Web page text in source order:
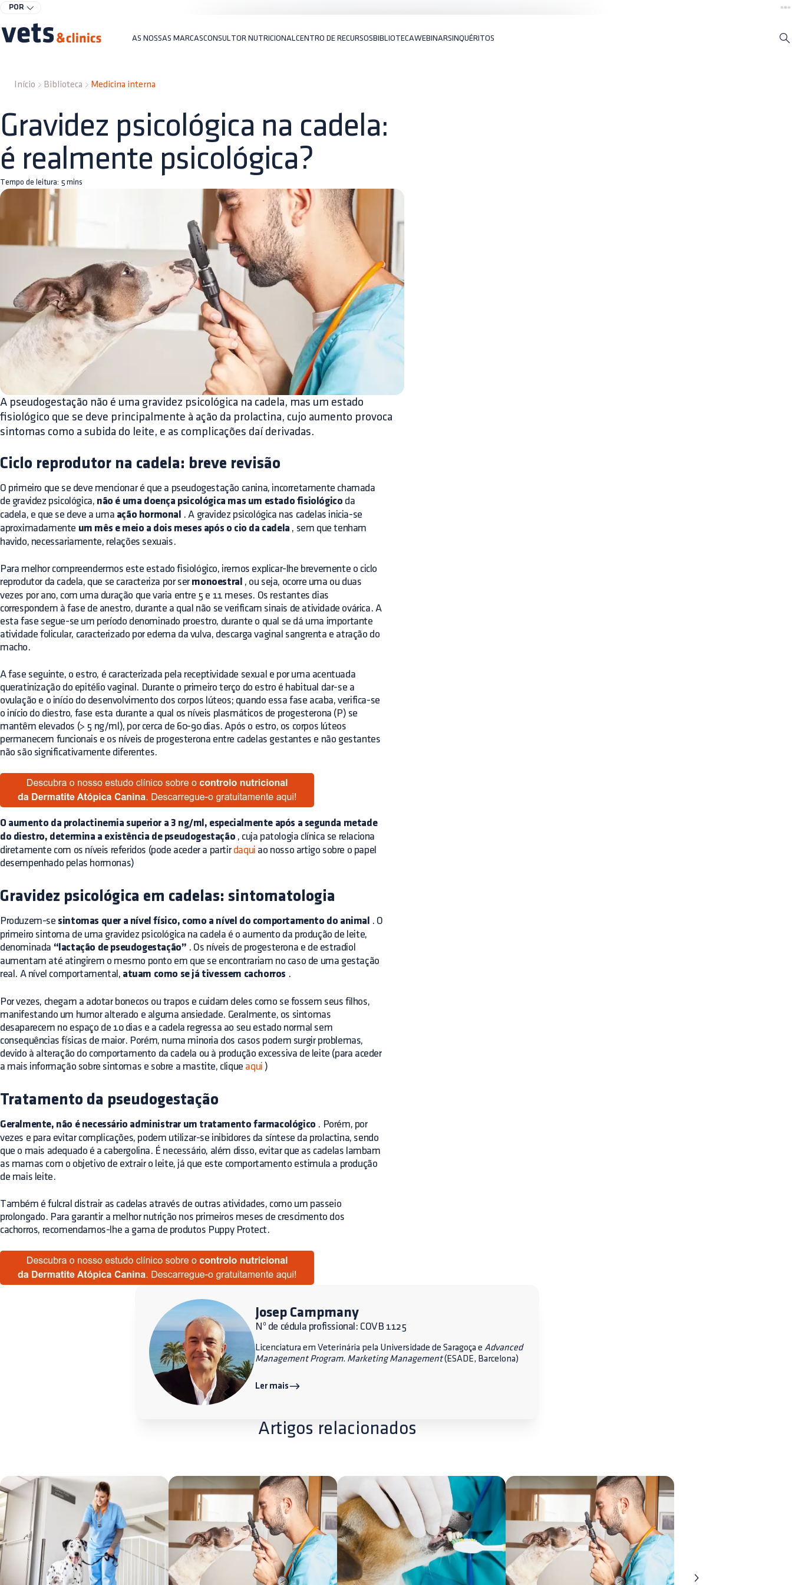
POR
AS NOSSAS MARCASCONSULTOR NUTRICIONAL CENTRO DE RECURSOSBIBLIOTECAWEBINARSINQUÉRITOS
Início Biblioteca Medicina interna
Gravidez psicológica na cadela:
é realmente psicológica?
Tempo de leitura: 5 mins
A pseudogestação não é uma gravidez psicológica na cadela, mas um estado
fisiológico que se deve principalmente à ação da prolactina, cujo aumento provoca
sintomas como a subida do leite, e as complicações daí derivadas.
Ciclo reprodutor na cadela: breve revisão
O primeiro que se deve mencionar é que a pseudogestação canina, incorretamente chamada
de gravidez psicológica, não é uma doença psicológica mas um estado fisiológico da
cadela, e que se deve a uma ação hormonal . A gravidez psicológica nas cadelas inicia-se
aproximadamente um mês e meio a dois meses após o cio da cadela , sem que tenham
havido, necessariamente, relações sexuais.
Para melhor compreendermos este estado fisiológico, iremos explicar-lhe brevemente o ciclo
reprodutor da cadela, que se caracteriza por ser monoestral , ou seja, ocorre uma ou duas
vezes por ano, com uma duração que varia entre 5 e 11 meses. Os restantes dias
correspondem à fase de anestro, durante a qual não se verificam sinais de atividade ovárica. A
esta fase segue-se um período denominado proestro, durante o qual se dá uma importante
atividade folicular, caracterizado por edema da vulva, descarga vaginal sangrenta e atração do
macho.
A fase seguinte, o estro, é caracterizada pela receptividade sexual e por uma acentuada
queratinização do epitélio vaginal. Durante o primeiro terço do estro é habitual dar-se a
ovulação e o início do desenvolvimento dos corpos lúteos; quando essa fase acaba, verifica-se
o início do diestro, fase esta durante a qual os níveis plasmáticos de progesterona (P) se
mantêm elevados (> 5 ng/ml), por cerca de 60-90 dias. Após o estro, os corpos lúteos
permanecem funcionais e os níveis de progesterona entre cadelas gestantes e não gestantes
não são significativamente diferentes.
O aumento da prolactinemia superior a 3 ng/ml, especialmente após a segunda metade
do diestro, determina a existência de pseudogestação , cuja patologia clínica se relaciona
diretamente com os níveis referidos (pode aceder a partir daqui ao nosso artigo sobre o papel
desempenhado pelas hormonas)
Gravidez psicológica em cadelas: sintomatologia
Produzem-se sintomas quer a nível físico, como a nível do comportamento do animal . O
primeiro sintoma de uma gravidez psicológica na cadela é o aumento da produção de leite,
denominada “lactação de pseudogestação” . Os níveis de progesterona e de estradiol
aumentam até atingirem o mesmo ponto em que se encontrariam no caso de uma gestação
real. A nível comportamental, atuam como se já tivessem cachorros .
Por vezes, chegam a adotar bonecos ou trapos e cuidam deles como se fossem seus filhos,
manifestando um humor alterado e alguma ansiedade. Geralmente, os sintomas
desaparecem no espaço de 10 dias e a cadela regressa ao seu estado normal sem
consequências físicas de maior. Porém, numa minoria dos casos podem surgir problemas,
devido à alteração do comportamento da cadela ou à produção excessiva de leite (para aceder
a mais informação sobre sintomas e sobre a mastite, clique aqui )
Tratamento da pseudogestação
Geralmente, não é necessário administrar um tratamento farmacológico . Porém, por
vezes e para evitar complicações, podem utilizar-se inibidores da síntese da prolactina, sendo
que o mais adequado é a cabergolina. É necessário, além disso, evitar que as cadelas lambam
as mamas com o objetivo de extrair o leite, já que este comportamento estimula a produção
de mais leite.
Também é fulcral distrair as cadelas através de outras atividades, como um passeio
prolongado. Para garantir a melhor nutrição nos primeiros meses de crescimento dos
cachorros, recomendamos-lhe a gama de produtos Puppy Protect.
Josep Campmany
Nº de cédula profissional: COVB 1125
Licenciatura em Veterinária pela Universidade de Saragoça e Advanced
Management Program. Marketing Management(ESADE, Barcelona)
Ler mais
Artigos relacionados